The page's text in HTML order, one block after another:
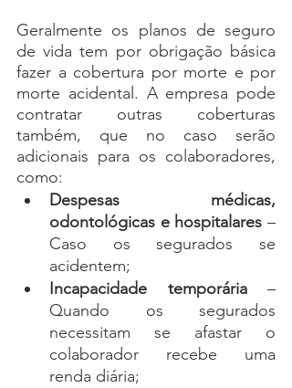
Geralmente os planos de seguro
de vida tem por obrigação básica
fazer a cobertura por morte e por
morte acidental. A empresa pode
contratar outras coberturas
também, que no caso serão
adicionais para os colaboradores,
como:
Despesas médicas,
odontológicas e hospitalares –
Caso os segurados se
acidentem;
Incapacidade temporária –
Quando os segurados
necessitam se afastar o
colaborador recebe uma
renda diária;